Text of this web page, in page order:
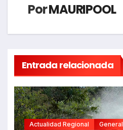
PorMAURIPOOL
Entrada relacionada
Actualidad Regional General